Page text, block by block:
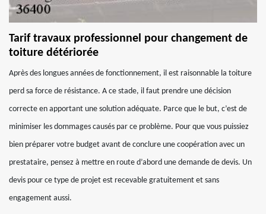
Tarif travaux professionnel pour changement de
toiture détériorée
Après des longues années de fonctionnement, il est raisonnable la toiture
perd sa force de résistance. A ce stade, il faut prendre une décision
correcte en apportant une solution adéquate. Parce que le but, c’est de
minimiser les dommages causés par ce problème. Pour que vous puissiez
bien préparer votre budget avant de conclure une coopération avec un
prestataire, pensez à mettre en route d’abord une demande de devis. Un
devis pour ce type de projet est recevable gratuitement et sans
engagement aussi.